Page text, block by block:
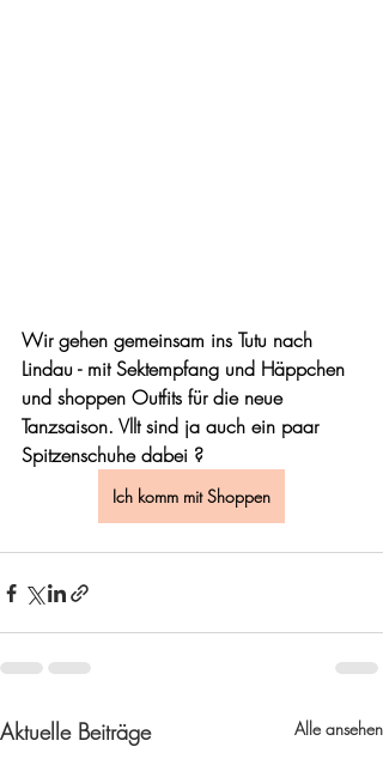
Wir gehen gemeinsam ins Tutu nach
Lindau - mit Sektempfang und Häppchen
und shoppen Outfits für die neue
Tanzsaison. Vllt sind ja auch ein paar
Spitzenschuhe dabei ?
Ich komm mit Shoppen
Aktuelle Beiträge Alle ansehen